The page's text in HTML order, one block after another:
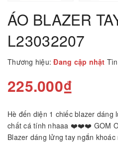
ÁO BLAZER
L23032207
Thương hiệu: Đang cập nhật
225.000₫
Hè đến diện 1 chiếc blazer dáng
chất cá tính nhaaa ❤️❤️❤️ GOM
Blazer dáng lửng tay ngắn